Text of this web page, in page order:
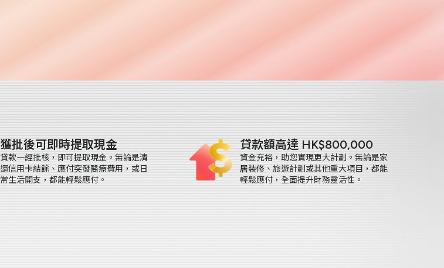
獲批後可即時提取現金
貸款一經批核，即可提取現金。無論是清
還信用卡結餘、應付突發醫療費用，或日
常生活開支，都能輕鬆應付。
貸款額高達 HK$800,000
資金充裕，助您實現更大計劃。無論是家
居裝修、旅遊計劃或其他重大項目，都能
輕鬆應付，全面提升財務靈活性。